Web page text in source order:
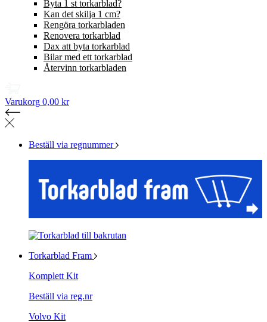
Byta 1 st torkarblad?
Kan det skilja 1 cm?
Rengöra torkarbladen
Renovera torkarblad
Dax att byta torkarblad
Bilar med ett torkarblad
Återvinn torkarbladen
Varukorg 0,00 kr
Beställ via regnummer
Torkarblad Fram
Komplett Kit
Beställ via reg.nr
Volvo Kit